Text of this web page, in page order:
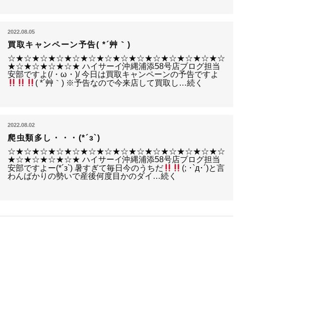
2022.08.05
買取キャンペーン予告( *´艸｀)
☆★☆★☆★☆★☆★☆★☆★☆★☆★☆★☆★☆★☆★☆
★☆★☆★☆★☆★ ハイサーイ沖縄浦添58号店ブログ担当
安部ですよ(/・ω・)/ 今日は買取キャンペーンの予告ですよ
( *´艸｀) ※予告なので今来店して買取し…続く
2022.08.02
爬虫類多し・・・(*´з`)
☆★☆★☆★☆★☆★☆★☆★☆★☆★☆★☆★☆★☆★☆
★☆★☆★☆★☆★ ハイサーイ沖縄浦添58号店ブログ担当
安部ですよー(*´з`) 暑すぎて毎日今のうちだ
(; ･`д･´)と言
わんばかりの勢いで産後何度目かのダイ…続く